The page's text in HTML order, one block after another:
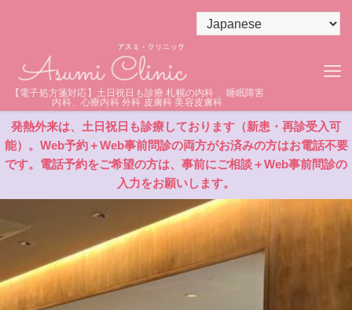
【電子処方箋対応】土日祝日も診療 札幌の内科 、睡眠障害
内科、心療内科 外科 皮膚科 美容皮膚科
発熱外来は、土日祝日も診療しております（新患・再診受入可
能）。Web予約＋Web事前問診の両方がお済みの方はお電話不要
です。電話予約をご希望の方は、事前にご相談＋Web事前問診の
入力をお願いします。